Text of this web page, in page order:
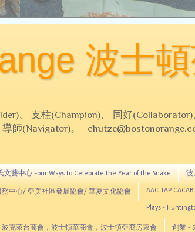
波士
、 支柱(Champion)、 同好
導師(Navigator)。
文藝中心 Four Ways to Celebrate the Year of the Snake 波
中心/ 亞美社區發展協會/ 華夏文化協會 AAC TAP
Plays -
波克萊台商會，波士頓華商會，波士頓亞裔房東會 創業 -